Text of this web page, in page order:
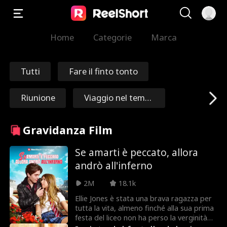
Home Categorie Marca
Tutti Fare il finto tonto
Riunione
Viaggio nel temp
Redenzione Immortale
Maresciallo/Gene
rale
Nick Ritacco
Mafia
Nemici che divent
ano amanti
Reincarnazione
Roman Chsherba
kov
Gravidanza Film
Se amarti è peccato, allora
andrò all'inferno
2M
18.1k
Ellie Jones è stata una brava ragazza per
tutta la vita, almeno finché alla sua prima
festa del liceo non ha perso la verginità